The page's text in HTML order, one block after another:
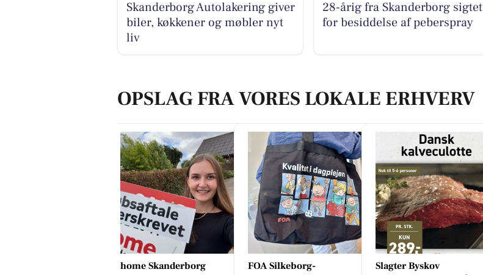
Skanderborg Autolakering giver
biler, køkkener og møbler nyt
liv
28-årig fra Skanderborg sigtet
for besiddelse af peberspray
OPSLAG FRA VORES LOKALE ERHVERV
home Skanderborg
FOA Silkeborg-
Slagter Byskov